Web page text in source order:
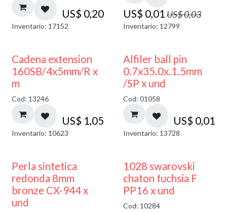
US$ 0,20
Inventario: 17152
US$ 0,01US$0,03
Inventario: 12799
Cadena extension
160SB/4x5mm/R x
m
Cod: 13246
US$ 1,05
Inventario: 10623
Alfiler ball pin
0.7x35.0x.1.5mm
/SP x und
Cod: 01058
US$ 0,01
Inventario: 13728
Perla sintetica
redonda 8mm
bronze CX-944 x
und
1028 swarovski
chaton fuchsia F
PP16 x und
Cod: 10284